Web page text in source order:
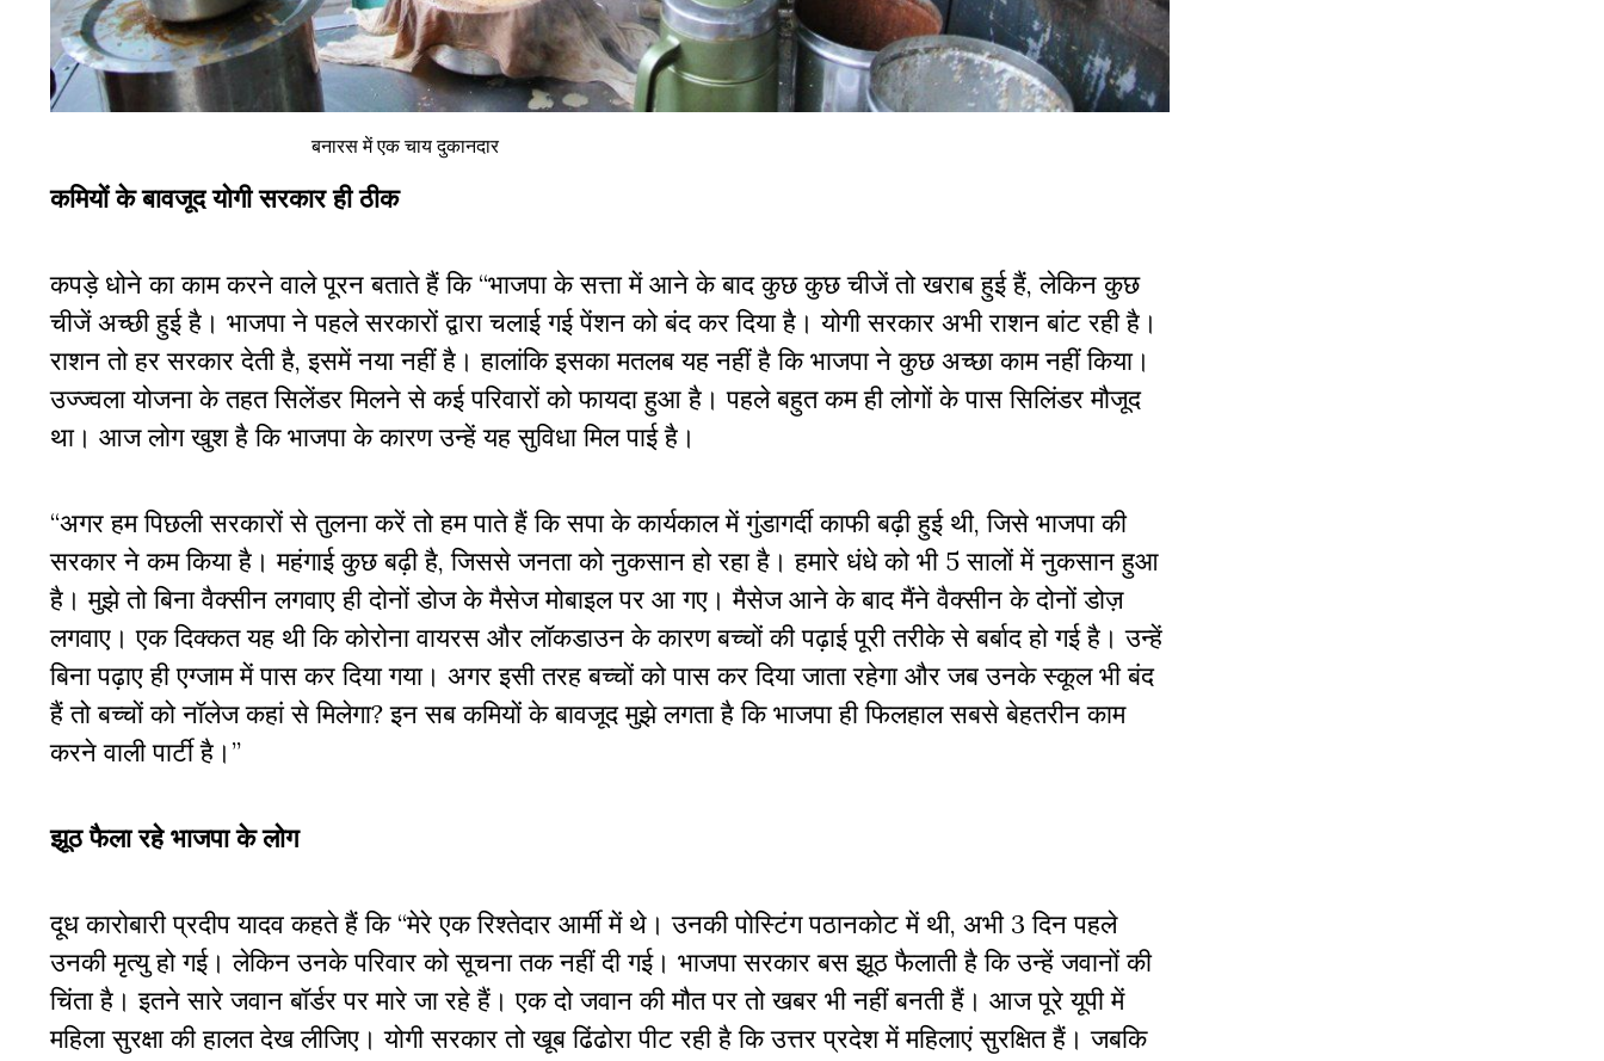
बनारस में एक चाय दुकानदार
कमियों के बावजूद योगी सरकार ही ठीक
कपड़े धोने का काम करने वाले पूरन बताते हैं कि “भाजपा के सत्ता में आने के बाद कुछ कुछ चीजें तो खराब हुई हैं, लेकिन कुछ
चीजें अच्छी हुई है। भाजपा ने पहले सरकारों द्वारा चलाई गई पेंशन को बंद कर दिया है। योगी सरकार अभी राशन बांट रही है।
राशन तो हर सरकार देती है, इसमें नया नहीं है। हालांकि इसका मतलब यह नहीं है कि भाजपा ने कुछ अच्छा काम नहीं किया।
उज्ज्वला योजना के तहत सिलेंडर मिलने से कई परिवारों को फायदा हुआ है। पहले बहुत कम ही लोगों के पास सिलिंडर मौजूद
था। आज लोग खुश है कि भाजपा के कारण उन्हें यह सुविधा मिल पाई है।
“अगर हम पिछली सरकारों से तुलना करें तो हम पाते हैं कि सपा के कार्यकाल में गुंडागर्दी काफी बढ़ी हुई थी, जिसे भाजपा की
सरकार ने कम किया है। महंगाई कुछ बढ़ी है, जिससे जनता को नुकसान हो रहा है। हमारे धंधे को भी 5 सालों में नुकसान हुआ
है। मुझे तो बिना वैक्सीन लगवाए ही दोनों डोज के मैसेज मोबाइल पर आ गए। मैसेज आने के बाद मैंने वैक्सीन के दोनों डोज़
लगवाए। एक दिक्कत यह थी कि कोरोना वायरस और लॉकडाउन के कारण बच्चों की पढ़ाई पूरी तरीके से बर्बाद हो गई है। उन्हें
बिना पढ़ाए ही एग्जाम में पास कर दिया गया। अगर इसी तरह बच्चों को पास कर दिया जाता रहेगा और जब उनके स्कूल भी बंद
हैं तो बच्चों को नॉलेज कहां से मिलेगा? इन सब कमियों के बावजूद मुझे लगता है कि भाजपा ही फिलहाल सबसे बेहतरीन काम
करने वाली पार्टी है।”
झूठ फैला रहे भाजपा के लोग
दूध कारोबारी प्रदीप यादव कहते हैं कि “मेरे एक रिश्तेदार आर्मी में थे। उनकी पोस्टिंग पठानकोट में थी, अभी 3 दिन पहले
उनकी मृत्यु हो गई। लेकिन उनके परिवार को सूचना तक नहीं दी गई। भाजपा सरकार बस झूठ फैलाती है कि उन्हें जवानों की
चिंता है। इतने सारे जवान बॉर्डर पर मारे जा रहे हैं। एक दो जवान की मौत पर तो खबर भी नहीं बनती हैं। आज पूरे यूपी में
महिला सुरक्षा की हालत देख लीजिए। योगी सरकार तो खूब ढिंढोरा पीट रही है कि उत्तर प्रदेश में महिलाएं सुरक्षित हैं। जबकि